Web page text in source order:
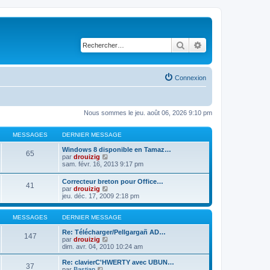
Rechercher
Connexion
Nous sommes le jeu. août 06, 2026 9:10 pm
MESSAGES DERNIER MESSAGE
65
Windows 8 disponible en Tamaz…
par drouizig
o
u
l
t
e
r
l
d
e
r
n
i
sam. févr. 16, 2013 9:17 pm
41
Correcteur breton pour Office…
par drouizig
o
n
s
u
l
t
r
l
e
jeu. déc. 17, 2009 2:18 pm
MESSAGES DERNIER MESSAGE
147
Re: Télécharger/Pellgargañ AD…
par drouizig
o
n
s
dim. avr. 04, 2010 10:24 am
37
Re: clavierC'HWERTY avec UBUN…